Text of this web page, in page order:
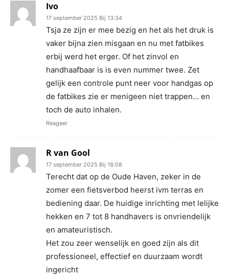
Ivo
17 september 2025 Bij 13:34
Tsja ze zijn er mee bezig en het als het druk is
vaker bijna zien misgaan en nu met fatbikes
erbij werd het erger. Of het zinvol en
handhaafbaar is is even nummer twee. Zet
gelijk een controle punt neer voor handgas op
de fatbikes zie er menigeen niet trappen… en
toch de auto inhalen.
Reageer
R van Gool
17 september 2025 Bij 18:08
Terecht dat op de Oude Haven, zeker in de
zomer een fietsverbod heerst ivm terras en
bediening daar. De huidige inrichting met lelijke
hekken en 7 tot 8 handhavers is onvriendelijk
en amateuristisch.
Het zou zeer wenselijk en goed zijn als dit
professioneel, effectief en duurzaam wordt
ingericht